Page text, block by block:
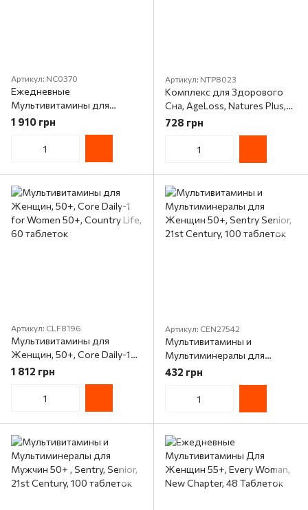
Артикул: NC0370
Ежедневные
Мультивитамины для
Мужчин 40+, Every Man's,
New Chapter, 48 таблеток
1 910 грн
Артикул: NTP8023
Комплекс для Здорового
Сна, AgeLoss, Natures Plus,
60 таблеток
728 грн
Артикул: CLF8196
Мультивитамины для
Женщин, 50+, Core Daily-1
for Women 50+, Country Life,
1 812 грн
Артикул: CEN27542
Мультивитамины и
Мультиминералы для
Женщин 50+, Sentry Senior,
21st Century, 100 таблеток
432 грн